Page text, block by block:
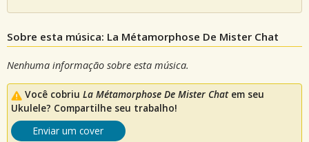
Sobre esta música: La Métamorphose De Mister Chat
Nenhuma informação sobre esta música.
Você cobriu La Métamorphose De Mister Chatem seu
Ukulele? Compartilhe seu trabalho!
Enviar um cover